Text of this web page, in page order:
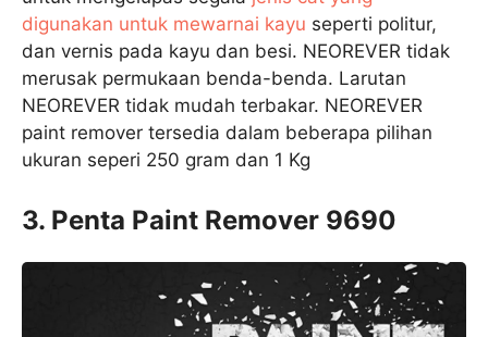
digunakan untuk mewarnai kayu seperti politur,
dan vernis pada kayu dan besi. NEOREVER tidak
merusak permukaan benda-benda. Larutan
NEOREVER tidak mudah terbakar. NEOREVER
paint remover tersedia dalam beberapa pilihan
ukuran seperi 250 gram dan 1 Kg
3. Penta Paint Remover 9690